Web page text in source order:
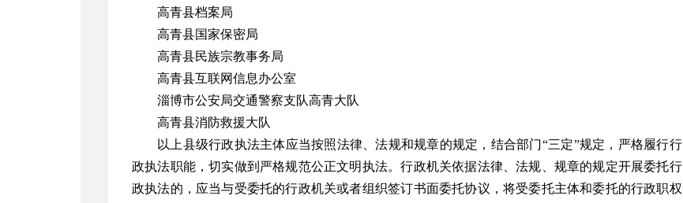
高青县档案局
高青县国家保密局
高青县民族宗教事务局
高青县互联网信息办公室
淄博市公安局交通警察支队高青大队
高青县消防救援大队
以上县级行政执法主体应当按照法律、法规和规章的规定，结合部门“三定”规定，严格履行行
政执法职能，切实做到严格规范公正文明执法。行政机关依据法律、法规、规章的规定开展委托行
政执法的，应当与受委托的行政机关或者组织签订书面委托协议，将受委托主体和委托的行政职权